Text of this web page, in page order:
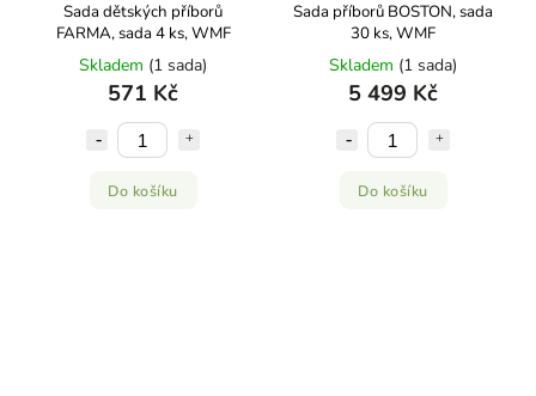
Sada dětských příborů
FARMA, sada 4 ks, WMF
Skladem (1 sada)
571 Kč
Do košíku
Sada příborů BOSTON, sada
30 ks, WMF
Skladem (1 sada)
5 499 Kč
Do košíku